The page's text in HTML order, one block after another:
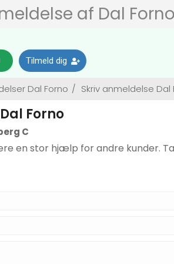
af Dal Forno
Tilmeld dig
Dal Forno / Skriv anmeldelse Dal
Forno
C
en stor hjælp for andre kunder.